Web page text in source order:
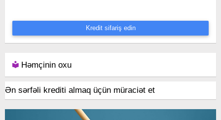
Kredit sifariş edin
Həmçinin oxu
Ən sərfəli krediti almaq üçün müraciət et